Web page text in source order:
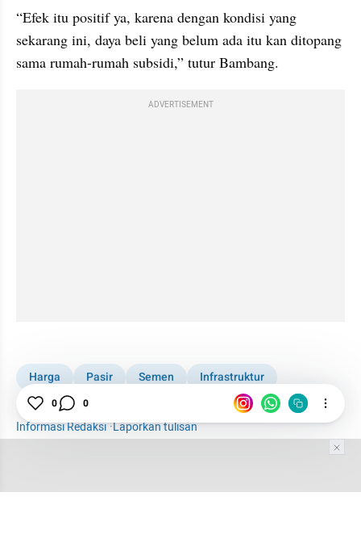
“Efek itu positif ya, karena dengan kondisi yang
sekarang ini, daya beli yang belum ada itu kan ditopang
sama rumah-rumah subsidi,” tutur Bambang.
ADVERTISEMENT
Harga Pasir Semen
Infrastruktur
Bangunan
Informasi Redaksi·Laporkan tulisan
0 0